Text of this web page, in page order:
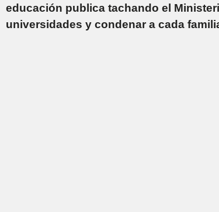
educación publica tachando el
universidades y condenar a cada